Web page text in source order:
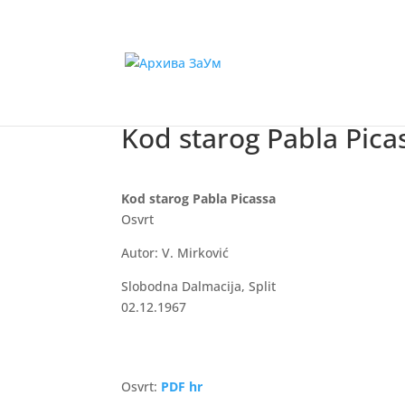
Kod starog Pabla
Kod starog Pabla Picassa
Osvrt
Autor: V. Mirković
Slobodna Dalmacija, Split
02.12.1967
Osvrt: PDF hr